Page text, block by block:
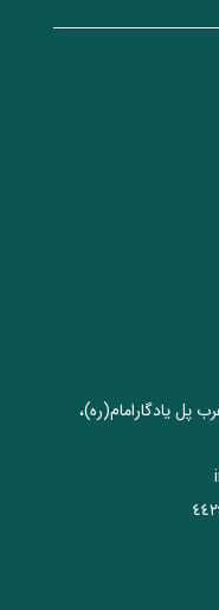
پل يادگار‌امام(ره)‌،